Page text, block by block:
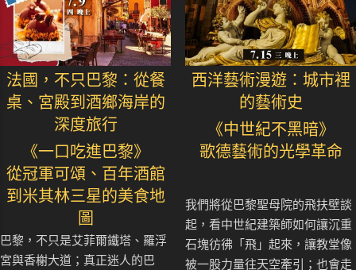
法國，不只巴黎：從餐
桌、宮殿到酒鄉海岸的
深度旅行
《一口吃進巴黎》
從冠軍可頌、百年酒館
到米其林三星的美食地
圖
巴黎，不只是艾菲爾鐵塔、羅浮
宮與香榭大道；真正迷人的巴
西洋藝術漫遊：城市裡
的藝術史
《中世紀不黑暗》
歌德藝術的光學革命
我們將從巴黎聖母院的飛扶壁談
起，看中世紀建築師如何讓沉重
石塊彷彿「飛」起來，讓教堂像
被一股力量往天空牽引；也會走